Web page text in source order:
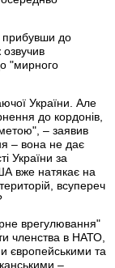
прибувши до
"мирного
України. Але
до кордонів,
– заявив
– вона не дає
України за
вже натякає на
всупереч
врегулювання"
членства в НАТО,
європейськими та
–